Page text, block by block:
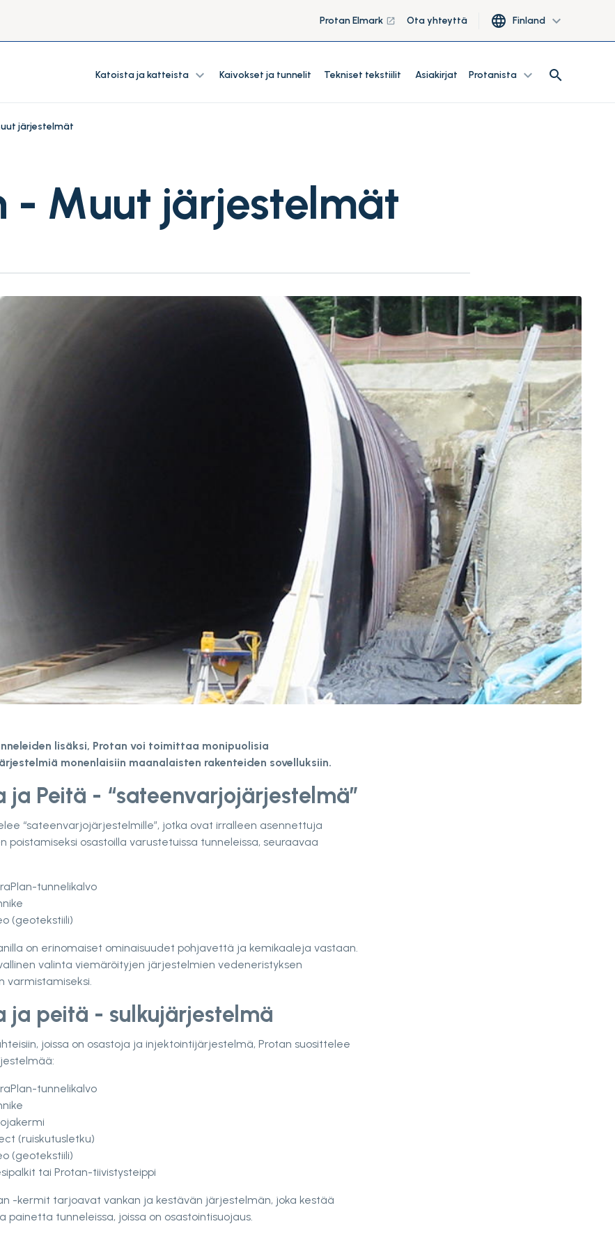
Protan Elmark launch Ota yhteyttä language Finland expand_more
Katoista ja katteista expand_more Kaivokset ja tunnelit Tekniset tekstiilit Asiakirjat Protanista expand_more search
search
järjestelmät
- Muut järjestelmät
lisäksi, Protan voi toimittaa monipuolisia
monenlaisiin maanalaisten rakenteiden sovelluksiin.
ja Peitä - “sateenvarjojärjestelmä”
“sateenvarjojärjestelmille”, jotka ovat irralleen asennettuja
poistamiseksi osastoilla varustetuissa tunneleissa, seuraavaa
tunnelikalvo
(geotekstiili)
on erinomaiset ominaisuudet pohjavettä ja kemikaaleja vastaan.
valinta viemäröityjen järjestelmien vedeneristyksen
varmistamiseksi.
ja peitä - sulkujärjestelmä
joissa on osastoja ja injektointijärjestelmä, Protan suosittelee
tunnelikalvo
(ruiskutusletku)
(geotekstiili)
tai Protan-tiivistysteippi
-kermit tarjoavat vankan ja kestävän järjestelmän, joka kestää
painetta tunneleissa, joissa on osastointisuojaus.